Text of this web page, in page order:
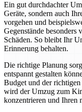
Ein gut durchdachter
Geräte, sondern auch
vorgehen und
Gegenstände besonders
Schäden. So bleibt Ihr
Erinnerung behalten.
Die richtige Planung
entspannt gestalten
Budget und der
wird der Umzug zum
konzentrieren und Ihren